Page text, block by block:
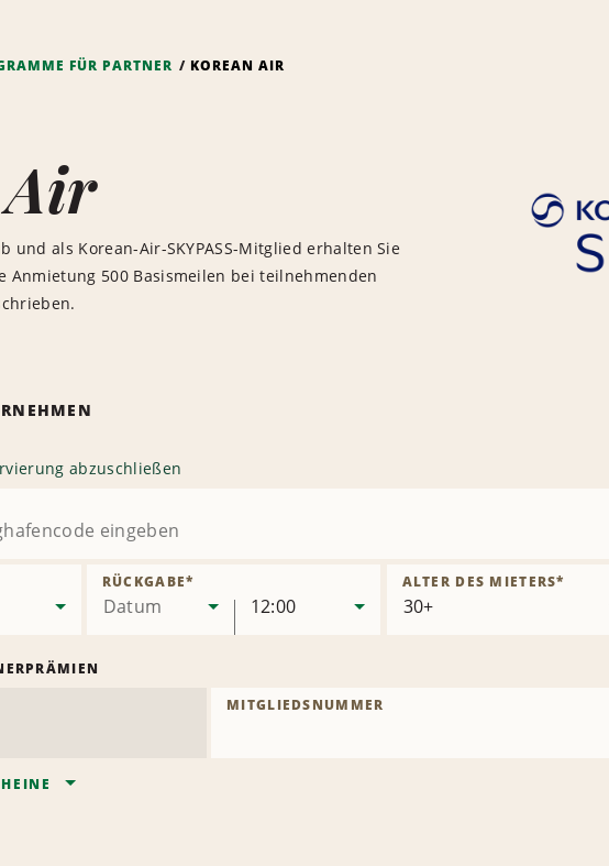
FÜR PARTNER KOREAN AIR
und als Korean-Air-SKYPASS-Mitglied erhalten Sie
500 Basismeilen bei teilnehmenden
abzuschließen
Datum
RÜCKGABE*
12:00
ALTER DES MIETERS*
MITGLIEDSNUMMER